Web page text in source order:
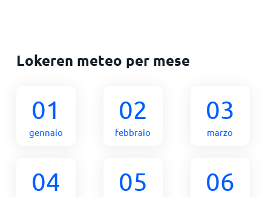
Lokeren meteo per mese
01
gennaio
02
febbraio
03
marzo
04 05 06